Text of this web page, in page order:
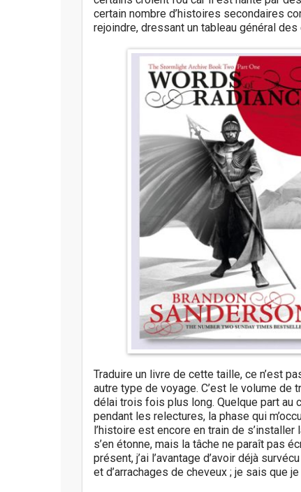
certain nombre d’histoires secondaires
rejoindre, dressant un tableau général
Traduire un livre de cette taille, ce n’est
autre type de voyage. C’est le volume
délai trois fois plus long. Quelque part
pendant les relectures, la phase qui
l’histoire est encore en train de s’installer
s’en étonne, mais la tâche ne paraît pas
présent, j’ai l’avantage d’avoir déjà
et d’arrachages de cheveux ; je sais que